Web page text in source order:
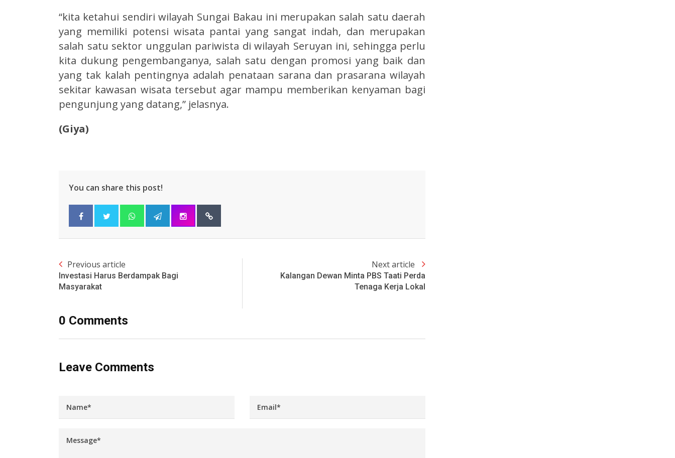
“kita ketahui sendiri wilayah Sungai Bakau ini merupakan salah satu daerah
yang memiliki potensi wisata pantai yang sangat indah, dan merupakan
salah satu sektor unggulan pariwista di wilayah Seruyan ini, sehingga perlu
kita dukung pengembanganya, salah satu dengan promosi yang baik dan
yang tak kalah pentingnya adalah penataan sarana dan prasarana wilayah
sekitar kawasan wisata tersebut agar mampu memberikan kenyaman bagi
pengunjung yang datang,” jelasnya.
(Giya)
You can share this post!
Previous article
Investasi Harus Berdampak Bagi
Masyarakat
Next article
Kalangan Dewan Minta PBS Taati Perda
Tenaga Kerja Lokal
0 Comments
Leave Comments